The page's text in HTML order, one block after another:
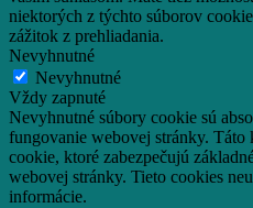
niektorých z týchto súborov
zážitok z prehliadania.
Nevyhnutné
Nevyhnutné
Vždy zapnuté
Nevyhnutné súbory cookie sú
fungovanie webovej stránky. Táto
cookie, ktoré zabezpečujú
webovej stránky. Tieto cookies
informácie.